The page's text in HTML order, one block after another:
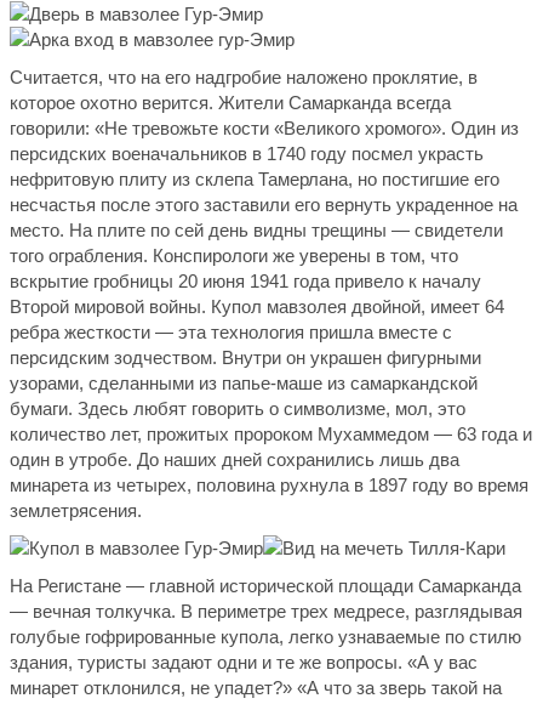
Считается, что на его надгробие наложено проклятие, в
которое охотно верится. Жители Самарканда всегда
говорили: «Не тревожьте кости «Великого хромого». Один из
персидских военачальников в 1740 году посмел украсть
нефритовую плиту из склепа Тамерлана, но постигшие его
несчастья после этого заставили его вернуть украденное на
место. На плите по сей день видны трещины — свидетели
того ограбления. Конспирологи же уверены в том, что
вскрытие гробницы 20 июня 1941 года привело к началу
Второй мировой войны. Купол мавзолея двойной, имеет 64
ребра жесткости — эта технология пришла вместе с
персидским зодчеством. Внутри он украшен фигурными
узорами, сделанными из папье-маше из самаркандской
бумаги. Здесь любят говорить о символизме, мол, это
количество лет, прожитых пророком Мухаммедом — 63 года и
один в утробе. До наших дней сохранились лишь два
минарета из четырех, половина рухнула в 1897 году во время
землетрясения.
На Регистане — главной исторической площади Самарканда
— вечная толкучка. В периметре трех медресе, разглядывая
голубые гофрированные купола, легко узнаваемые по стилю
здания, туристы задают одни и те же вопросы. «А у вас
минарет отклонился, не упадет?» «А что за зверь такой на